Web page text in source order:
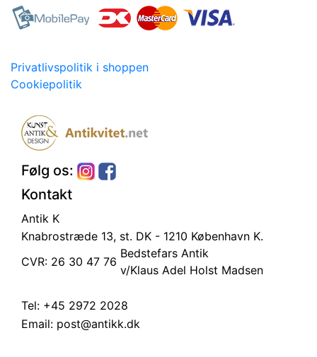
Privatlivspolitik i shoppen
Cookiepolitik
Følg os:
Kontakt
Antik K
Knabrostræde 13, st. DK - 1210 København K.
CVR: 26 30 47 76
Bedstefars Antik
v/Klaus Adel Holst Madsen
Tel: +45 2972 2028
Email: post@antikk.dk